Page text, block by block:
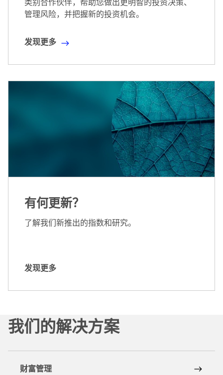
管理风险，并把握新的投资机会。
发
多
发现更多
有何更新？
了解我们新推出的指数和研究。
发
发现更多
我们的解决方案
财富管理